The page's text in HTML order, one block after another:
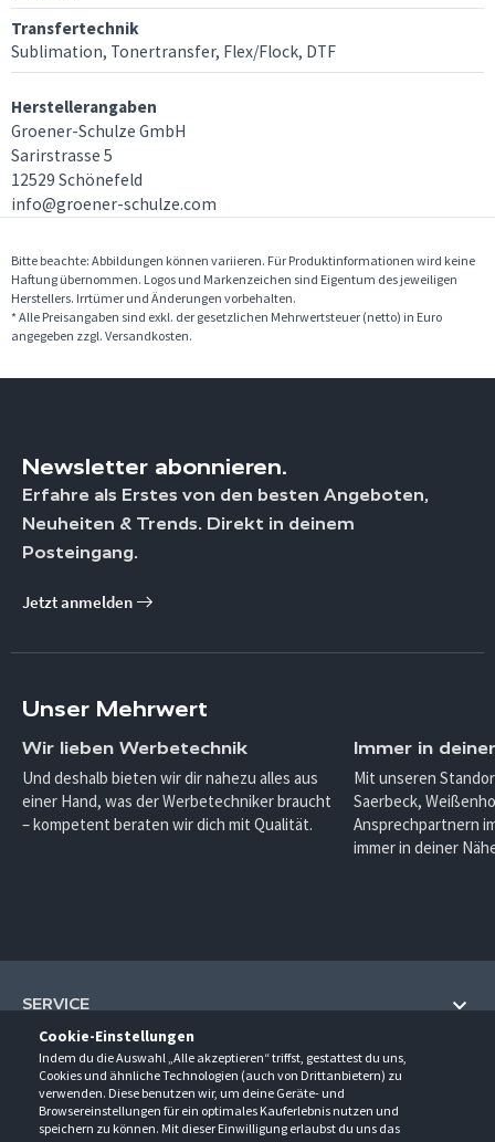
Cookie-Einstellungen
Indem du die Auswahl „Alle akzeptieren“ triffst, gestattest du uns,
Cookies und ähnliche Technologien (auch von Drittanbietern) zu
verwenden. Diese benutzen wir, um deine Geräte- und
Browsereinstellungen für ein optimales Kauferlebnis nutzen und
speichern zu können. Mit dieser Einwilligung erlaubst du uns das
Transfertechnik
Sublimation, Tonertransfer, Flex/Flock, DTF
Herstellerangaben
Groener-Schulze GmbH
Sarirstrasse 5
12529 Schönefeld
info@groener-schulze.com
Bitte beachte: Abbildungen können variieren. Für Produktinformationen wird keine
Haftung übernommen. Logos und Markenzeichen sind Eigentum des jeweiligen
Herstellers. Irrtümer und Änderungen vorbehalten.
* Alle Preisangaben sind exkl. der gesetzlichen Mehrwertsteuer (netto) in Euro
angegeben zzgl. Versandkosten.
Newsletter abonnieren.
Erfahre als Erstes von den besten Angeboten,
Neuheiten & Trends. Direkt in deinem
Posteingang.
Jetzt anmelden
Unser Mehrwert
Wir lieben Werbetechnik
Und deshalb bieten wir dir nahezu alles aus
einer Hand, was der Werbetechniker braucht
– kompetent beraten wir dich mit Qualität.
Immer in
Mit unseren
Saerbeck,
Ansprechpartnern
immer in deiner
SERVICE
Hilfe und Information
Fragen und Antworten (FAQ)
Kontakt
UNTERNEHMEN
Über uns
Anfahrt
KONTAKT